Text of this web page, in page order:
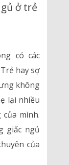
ở trẻ
có các
hay sợ
không
lại nhiều
mình.
giấc ngủ
của